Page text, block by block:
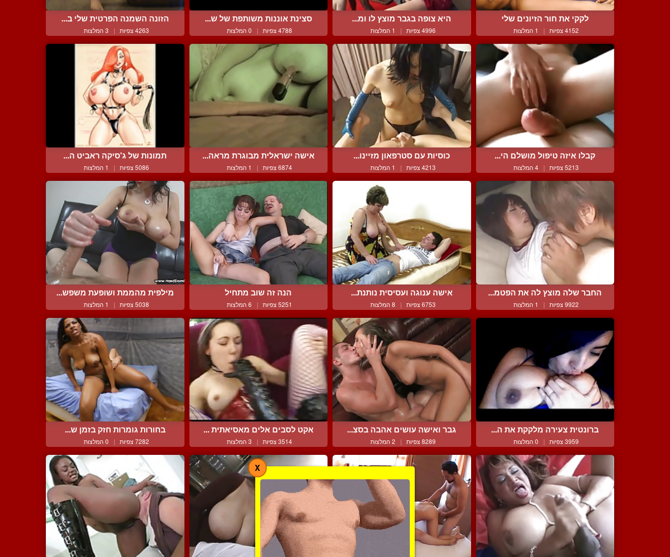
לקקי את חור הזיונים שלי
4152 צפיות | 1 המלצות
היא צופה בגבר מוצץ לו ומ...
4996 צפיות | 1 המלצות
סצינת אוננות משותפת של ש...
4788 צפיות | 0 המלצות
הזונה השמנה הפרטית שלי ב...
4263 צפיות | 3 המלצות
קבלו איזה טיפול מושלם הי...
5213 צפיות | 4 המלצות
כוסיות עם סטרפאון מזיינו...
4213 צפיות | 1 המלצות
אישה ישראלית מבוגרת מראה...
6874 צפיות | 1 המלצות
תמונות של ג'סיקה ראביט ה...
5086 צפיות | 1 המלצות
החבר שלה מוצץ לה את הפטמ...
9922 צפיות | 1 המלצות
אישה ענוגה ועסיסית נותנת...
6753 צפיות | 8 המלצות
הנה זה שוב מתחיל
5251 צפיות | 6 המלצות
מילפית מהממת ושופעת משפש...
5038 צפיות | 1 המלצות
ברונטית צעירה מלקקת את ה...
3959 צפיות | 0 המלצות
גבר ואישה עושים אהבה בסצ...
8289 צפיות | 2 המלצות
אקט לסבים אלים מאסיאתית ...
3514 צפיות | 3 המלצות
בחורות גומרות חזק בזמן ש...
7282 צפיות | 0 המלצות
X